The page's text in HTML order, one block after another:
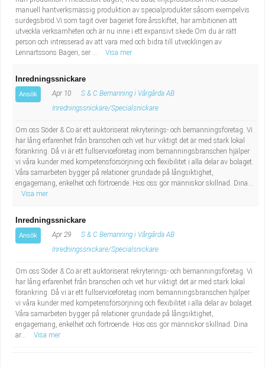
manuell hantverksmässig produktion av specialprodukter såsom exempelvis
surdegsbröd.Vi som tagit över bageriet före årsskiftet, har ambitionen att
utveckla verksamheten och är nu inne i ett expansivt skede.Om du är rätt
person och intresserad av att vara med och bidra till utvecklingen av
Lennartssons Bageri, ser ...
Visa mer
Inredningssnickare
Ansök Apr 10
S & C Bemanning i Vårgårda AB
Inredningssnickare/Specialsnickare
Om oss Söder & Co är ett auktoriserat rekryterings- och bemanningsföretag. Vi
har lång erfarenhet från branschen och vet hur viktigt det är med stark lokal
förankring. Då vi är ett fullserviceföretag inom bemanningsbranschen hjälper
vi våra kunder med kompetensförsörjning och flexibilitet i alla delar av bolaget.
Våra samarbeten bygger på relationer grundade på långsiktighet,
engagemang, enkelhet och förtroende. Hos oss gör människor skillnad. Dina...
Visa mer
Inredningssnickare
Ansök Apr 29
S & C Bemanning i Vårgårda AB
Inredningssnickare/Specialsnickare
Om oss Söder & Co är ett auktoriserat rekryterings- och bemanningsföretag. Vi
har lång erfarenhet från branschen och vet hur viktigt det är med stark lokal
förankring. Då vi är ett fullserviceföretag inom bemanningsbranschen hjälper
vi våra kunder med kompetensförsörjning och flexibilitet i alla delar av bolaget.
Våra samarbeten bygger på relationer grundade på långsiktighet,
engagemang, enkelhet och förtroende. Hos oss gör människor skillnad. Dina
ar...
Visa mer